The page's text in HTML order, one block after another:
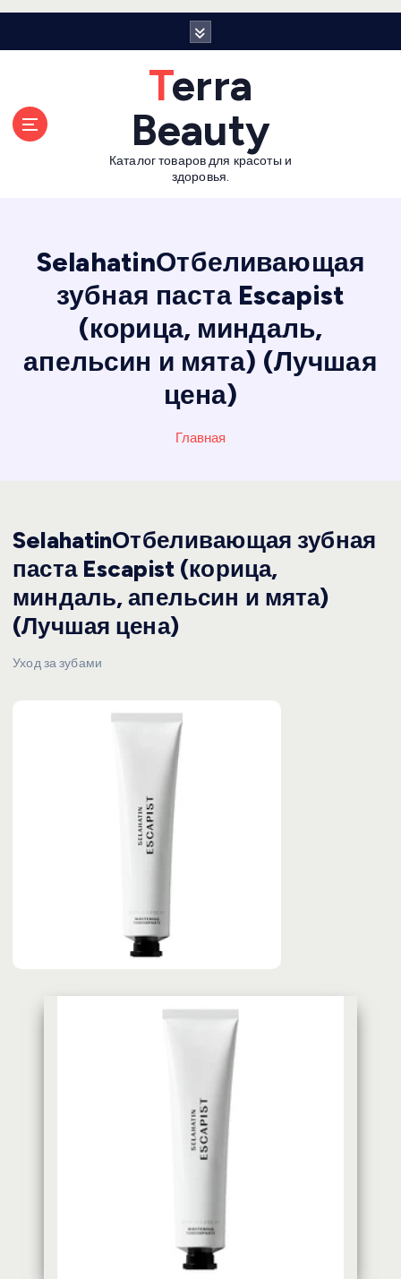
Terra
Beauty
Каталог товаров для красоты и
здоровья.
SelahatinОтбеливающая
зубная паста Escapist
(корица, миндаль,
апельсин и мята) (Лучшая
цена)
Главная
SelahatinОтбеливающая зубная
паста Escapist (корица,
миндаль, апельсин и мята)
(Лучшая цена)
Уход за зубами